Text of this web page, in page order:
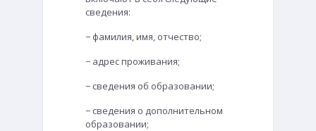
сведения:
− фамилия, имя, отчество;
− адрес проживания;
− сведения об образовании;
− сведения о дополнительном
образовании;